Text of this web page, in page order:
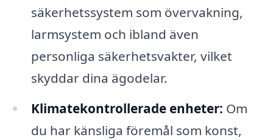
säkerhetssystem som övervakning,
larmsystem och ibland även
personliga säkerhetsvakter, vilket
skyddar dina ägodelar.
Klimatekontrollerade enheter: Om
du har känsliga föremål som konst,